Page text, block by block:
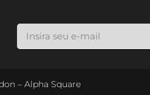
– Alpha Square